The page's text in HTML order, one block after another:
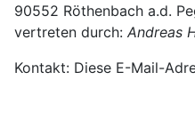
90552 Röthenbach a.d.
vertreten durch: Andreas
Kontakt: Diese E-Mail-